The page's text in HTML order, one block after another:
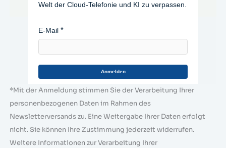
Welt der Cloud-Telefonie und KI zu verpassen.
E-Mail
Anmelden
*Mit der Anmeldung stimmen Sie der Verarbeitung Ihrer
personenbezogenen Daten im Rahmen des
Newsletterversands zu. Eine Weitergabe Ihrer Daten erfolgt
nicht. Sie können Ihre Zustimmung jederzeit widerrufen.
Weitere Informationen zur Verarbeitung Ihrer